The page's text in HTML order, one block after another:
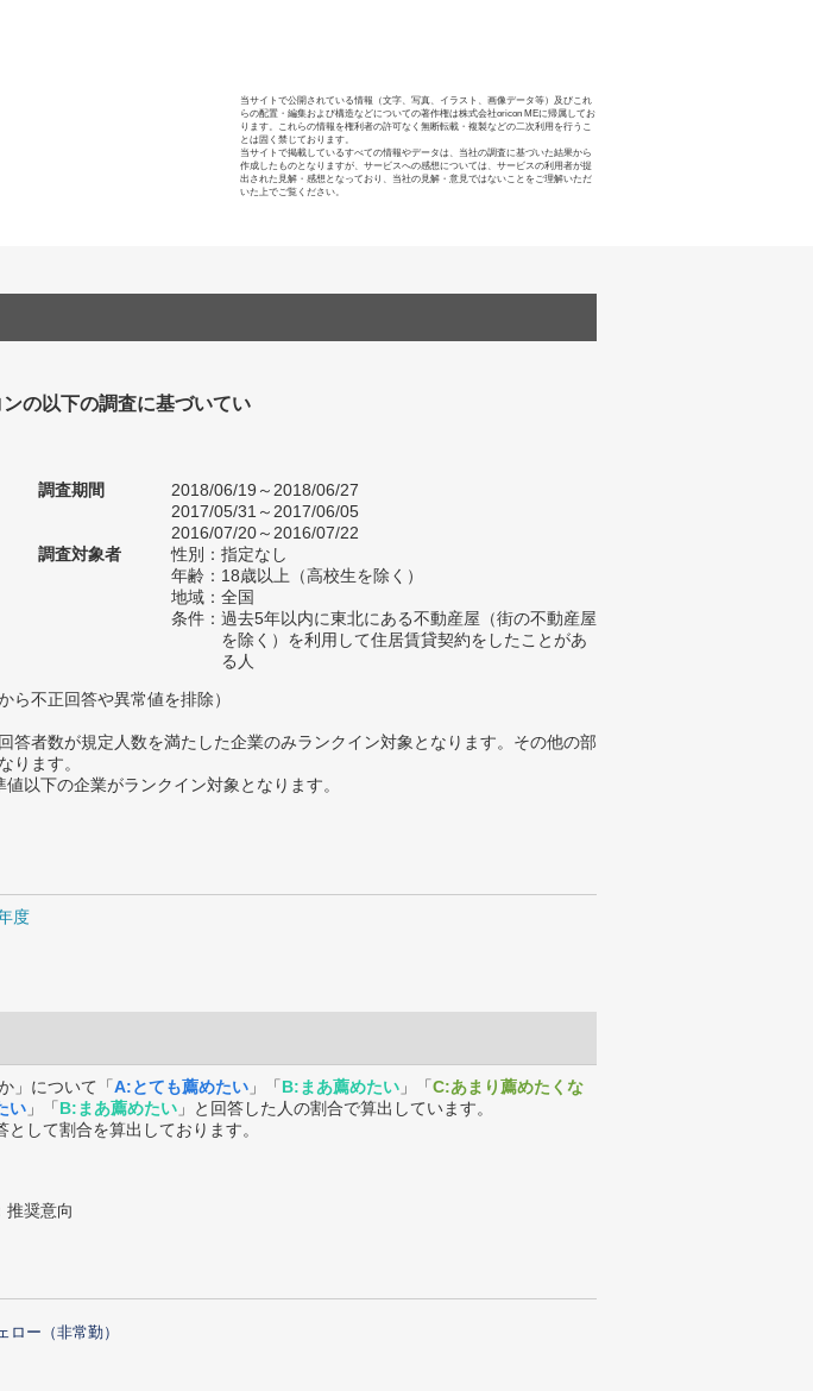
当サイトで公開されている情報（文字、写真、イラスト、画像データ等）及びこれ
らの配置・編集および構造などについての著作権は株式会社oricon MEに帰属してお
ります。これらの情報を権利者の許可なく無断転載・複製などの二次利用を行うこ
とは固く禁じております。
当サイトで掲載しているすべての情報やデータは、当社の調査に基づいた結果から
作成したものとなりますが、サービスへの感想については、サービスの利用者が提
出された見解・感想となっており、当社の見解・意見ではないことをご理解いただ
いた上でご覧ください。
の以下の調査に基づいてい
調査期間
2018/06/19～2018/06/27
2017/05/31～2017/06/05
2016/07/20～2016/07/22
調査対象者
性別：指定なし
年齢：18歳以上（高校生を除く）
地域：全国
条件：過去5年以内に東北にある不動産屋（街の不動産屋
を除く）を利用して住居賃貸契約をしたことがあ
る人
不正回答や異常値を排除）
者数が規定人数を満たした企業のみランクイン対象となります。その他の部
ります。
以下の企業がランクイン対象となります。
度
」について「A:とても薦めたい 」「B:まあ薦めたい 」「C:あまり薦めたくな
い 」「B:まあ薦めたい 」と回答した人の割合で算出しています。
して割合を算出しております。
ー（非常勤）